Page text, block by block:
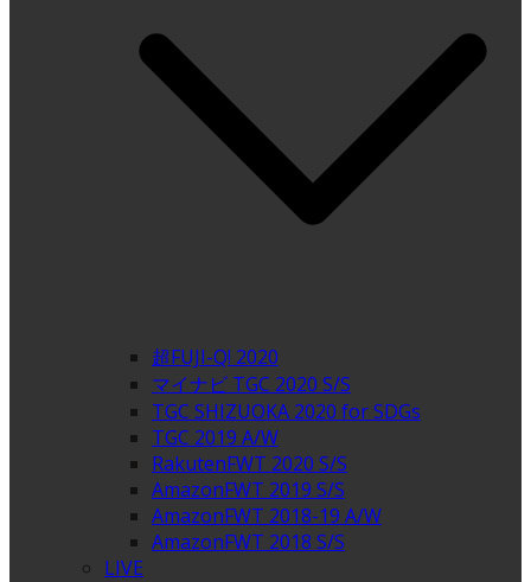
超FUJI-Q! 2020
マイナビ TGC 2020 S/S
TGC SHIZUOKA 2020 for SDGs
TGC 2019 A/W
RakutenFWT 2020 S/S
AmazonFWT 2019 S/S
AmazonFWT 2018-19 A/W
AmazonFWT 2018 S/S
LIVE